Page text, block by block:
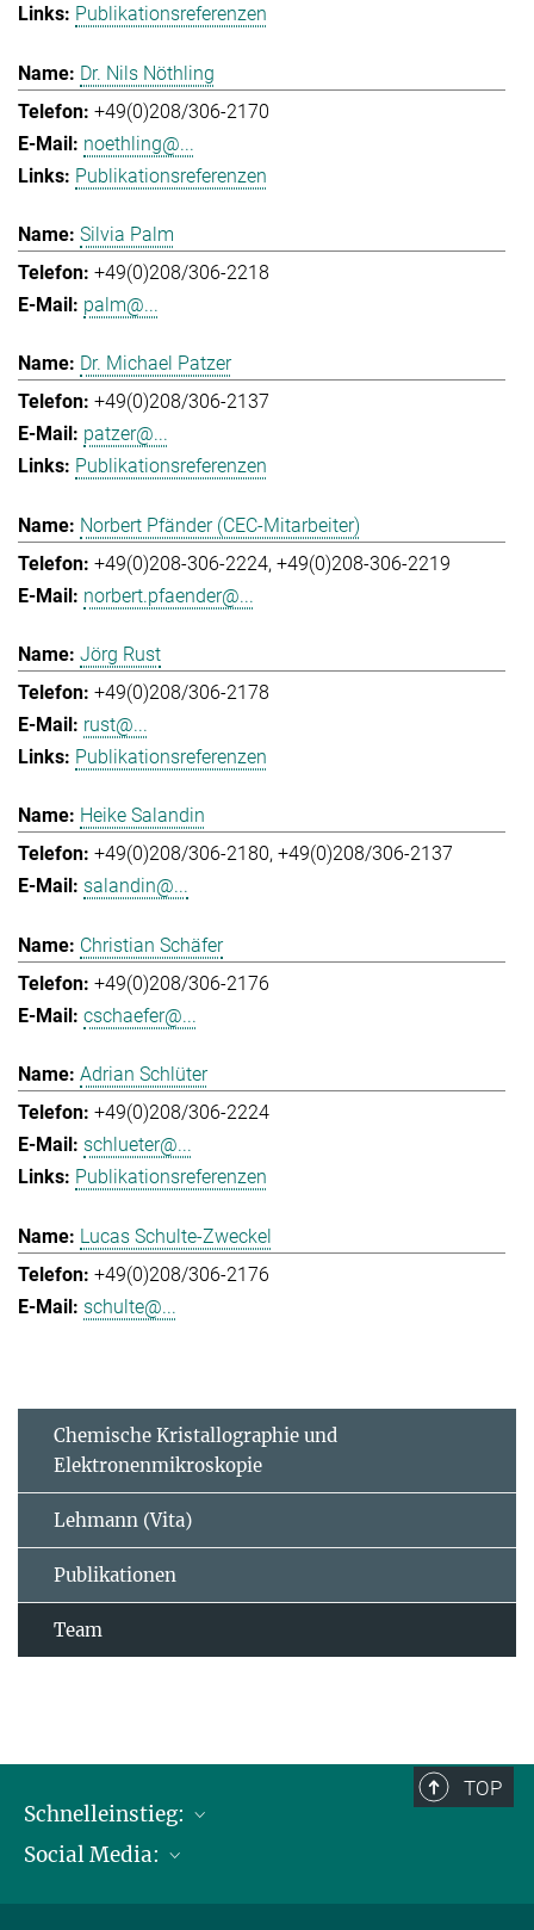
Publikationsreferenzen
Dr. Nils Nöthling
+49(0)208/306-2170
noethling@...
Publikationsreferenzen
Silvia Palm
+49(0)208/306-2218
palm@...
Dr. Michael Patzer
+49(0)208/306-2137
patzer@...
Publikationsreferenzen
Norbert Pfänder (CEC-Mitarbeiter)
+49(0)208-306-2224 +49(0)208-306-2219
norbert.pfaender@...
Jörg Rust
+49(0)208/306-2178
rust@...
Publikationsreferenzen
Heike Salandin
+49(0)208/306-2180 +49(0)208/306-2137
salandin@...
Christian Schäfer
+49(0)208/306-2176
cschaefer@...
Adrian Schlüter
+49(0)208/306-2224
schlueter@...
Publikationsreferenzen
Lucas Schulte-Zweckel
+49(0)208/306-2176
schulte@...
Chemische Kristallographie und
Elektronenmikroskopie
Lehmann (Vita)
Publikationen
Team
TOP
Schnelleinstieg:
Publikationen
Social Media: